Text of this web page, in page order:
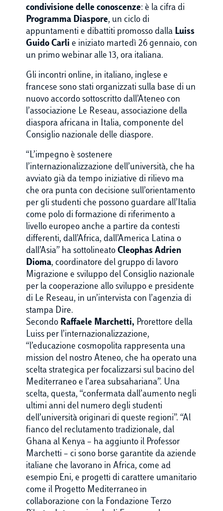
condivisione delle conoscenze: è la cifra di
Programma Diaspore, un ciclo di
appuntamenti e dibattiti promosso dalla Luiss
Guido Carli e iniziato martedì 26 gennaio, con
un primo webinar alle 13, ora italiana.
Gli incontri online, in italiano, inglese e
francese sono stati organizzati sulla base di un
nuovo accordo sottoscritto dall’Ateneo con
l’associazione Le Reseau, associazione della
diaspora africana in Italia, componente del
Consiglio nazionale delle diaspore.
“L’impegno è sostenere
l’internazionalizzazione dell’università, che ha
avviato già da tempo iniziative di rilievo ma
che ora punta con decisione sull’orientamento
per gli studenti che possono guardare all’Italia
come polo di formazione di riferimento a
livello europeo anche a partire da contesti
differenti, dall’Africa, dall’America Latina o
dall’Asia” ha sottolineato Cleophas Adrien
Dioma, coordinatore del gruppo di lavoro
Migrazione e sviluppo del Consiglio nazionale
per la cooperazione allo sviluppo e presidente
di Le Reseau, in un’intervista con l’agenzia di
stampa Dire.
Secondo Raffaele Marchetti, Prorettore della
Luiss per l’internazionalizzazione,
“l’educazione cosmopolita rappresenta una
mission del nostro Ateneo, che ha operato una
scelta strategica per focalizzarsi sul bacino del
Mediterraneo e l’area subsahariana”. Una
scelta, questa, “confermata dall’aumento negli
ultimi anni del numero degli studenti
dell’università originari di queste regioni”. “Al
fianco del reclutamento tradizionale, dal
Ghana al Kenya – ha aggiunto il Professor
Marchetti – ci sono borse garantite da aziende
italiane che lavorano in Africa, come ad
esempio Eni, e progetti di carattere umanitario
come il Progetto Mediterraneo in
collaborazione con la Fondazione Terzo